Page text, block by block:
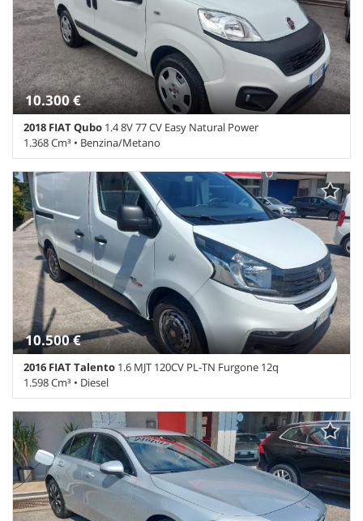
10.300 €
2018 FIAT Qubo 1.4 8V 77 CV Easy Natural Power
1.368 Cm³ • Benzina/Metano
74.971 Km • Cambio Manuale (5) • Bianco pastello • 5 Porte • ABS •
Airbag • Airbag laterali • Airbag Passeggero • Alzacristalli elettrici •
Autoradio • Chiusura centralizzata • Climatizzatore • Controllo
trazione • Cronologia tagliandi • ESP • Immobilizzatore elettronico
• Servosterzo
10.500 €
2016 FIAT Talento 1.6 MJT 120CV PL-TN Furgone 12q
1.598 Cm³ • Diesel
209.793 Km • Cambio Manuale (6) • Bianco pastello • 4 Porte • ABS
• Airbag • Alzacristalli elettrici • Antifurto • Bluetooth •
Boardcomputer • Bracciolo • Controllo trazione • ESP • Filtro
antiparticolato • Frenata d'emergenza assistita • Immobilizzatore
elettronico • Sensori di parcheggio posteriori • Servosterzo •
Specchietti laterali elettrici